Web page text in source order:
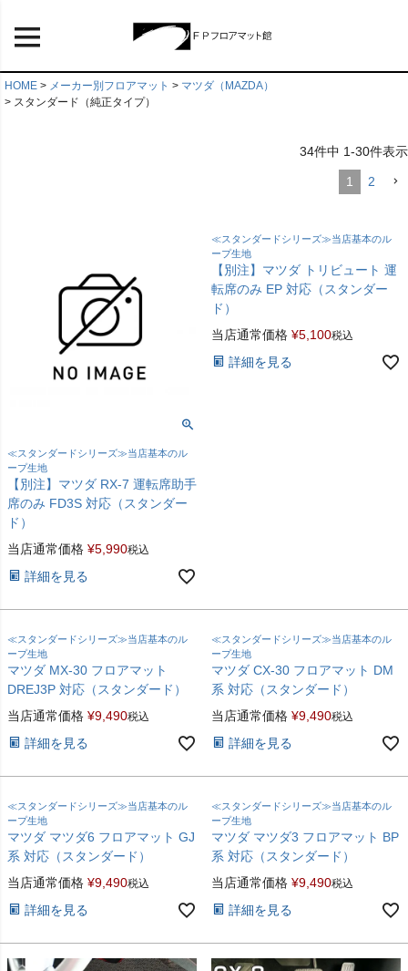
HOME メーカー別フロアマット
マツダ（MAZDA）
スタンダード（純正タイプ）
34件中 1-30件表示
1 2
≪スタンダードシリーズ≫当店基本のル
ープ生地
【別注】マツダ RX-7 運転席助手
席のみ FD3S 対応（スタンダー
ド）
当店通常価格 ¥5,990税込
詳細を見る
≪スタンダードシリーズ≫当店基本のル
ープ生地
【別注】マツダ トリビュート 運
転席のみ EP 対応（スタンダー
ド）
当店通常価格 ¥5,100税込
詳細を見る
≪スタンダードシリーズ≫当店基本のル
ープ生地
マツダ MX-30 フロアマット
DREJ3P 対応（スタンダード）
当店通常価格 ¥9,490税込
詳細を見る
≪スタンダードシリーズ≫当店基本のル
ープ生地
マツダ CX-30 フロアマット DM
系 対応（スタンダード）
当店通常価格 ¥9,490税込
詳細を見る
≪スタンダードシリーズ≫当店基本のル
ープ生地
マツダ マツダ6 フロアマット GJ
系 対応（スタンダード）
当店通常価格 ¥9,490税込
詳細を見る
≪スタンダードシリーズ≫当店基本のル
ープ生地
マツダ マツダ3 フロアマット BP
系 対応（スタンダード）
当店通常価格 ¥9,490税込
詳細を見る